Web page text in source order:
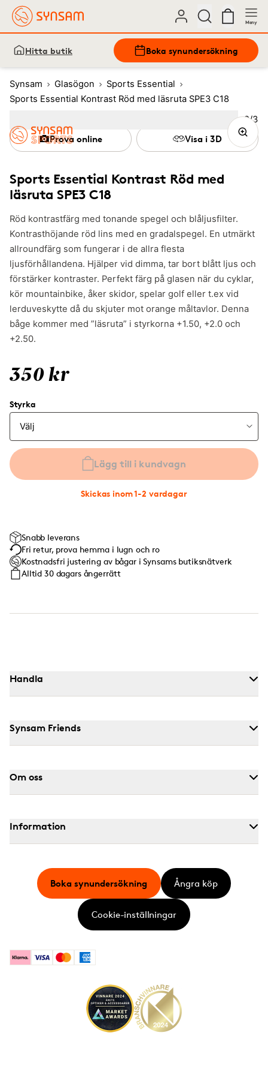
Meny
Hitta butik Boka synundersökning
Synsam Glasögon
Sports Essential
Sports Essential Kontrast Röd med läsruta SPE3 C18
Sports Essential Kontrast Röd med
läsruta SPE3 C18
Röd kontrastfärg med tonande spegel och blåljusfilter.
Kontrasthöjande röd lins med en gradalspegel. En utmärkt
allroundfärg som fungerar i de allra flesta
ljusförhållandena. Hjälper vid dimma, tar bort blått ljus och
förstärker kontraster. Perfekt färg på glasen när du cyklar,
kör mountainbike, åker skidor, spelar golf eller t.ex vid
lerduveskytte då du skjuter mot orange måltavlor. Denna
båge kommer med ”läsruta” i styrkorna +1.50, +2.0 och
+2.50.
350 kr
Styrka
Lägg till i kundvagn
Skickas inom 1-2 vardagar
Prova online Visa i 3D
Snabb leverans
Fri retur, prova hemma i lugn och ro
Kostnadsfri justering av bågar i Synsams butiksnätverk
Alltid 30 dagars ångerrätt
Bild
2/3
Image 3
Handla
Synsam Friends
Om oss
Information
KlarnaVisa MastercardAmerican Express
Boka synundersökning Ångra köp
Cookie-inställningar